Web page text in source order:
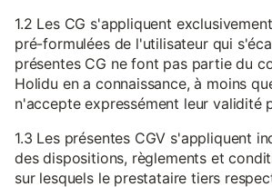
1.2 Les CG s'appliquent
pré-formulées de l'utilisateur qui
présentes CG ne font pas partie du
Holidu en a connaissance, à moins
n'accepte expressément leur validité
1.3 Les présentes CGV s'appliquent
des dispositions, règlements et
sur lesquels le prestataire tiers